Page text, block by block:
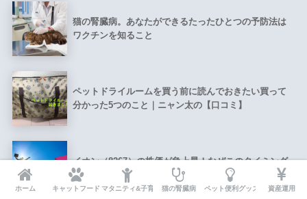
猫の腎臓病。あなたができるたったひとつの予防法は
ワクチンを知ること
ペットドライルームを買う前に読んでおきたい買って
分かった5つのこと｜ニャン太の【口コミ】
イオン（8267）の株価が急上昇！なぜこのタイミング
で？買いどきは？｜ワン吉投資
ホーム キャットフード マタニティ&子育て 猫の腎臓病 ペット便利グッズ 資産運用